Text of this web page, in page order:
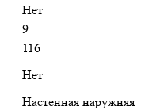
Нет
9
116
Нет
Настенная наружняя